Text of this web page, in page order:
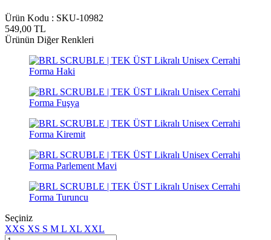
Ürün Kodu : SKU-10982
549,00 TL
Ürünün Diğer Renkleri
Seçiniz
XXS XS S M L XL XXL